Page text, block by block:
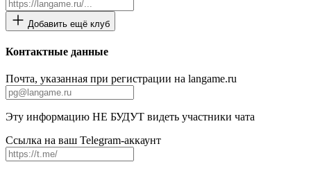
Добавить ещё клуб
Контактные данные
Почта, указанная при регистрации на langame.ru
Эту информацию НЕ БУДУТ видеть участники чата
Ссылка на ваш Telegram-аккаунт